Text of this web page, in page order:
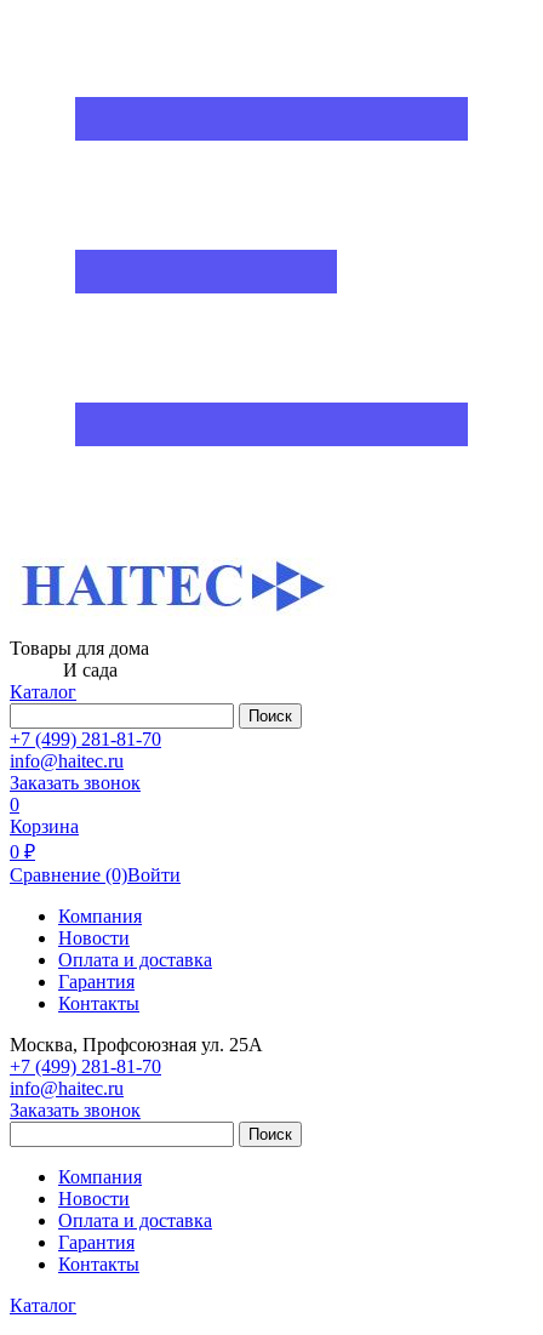
Товары для дома
И сада
Каталог
Поиск
+7 (499) 281-81-70
info@haitec.ru
Заказать звонок
0
Корзина
0 ₽
Сравнение (0)Войти
Компания
Новости
Оплата и доставка
Гарантия
Контакты
Москва, Профсоюзная ул. 25А
+7 (499) 281-81-70
info@haitec.ru
Заказать звонок
Поиск
Компания
Новости
Оплата и доставка
Гарантия
Контакты
Каталог